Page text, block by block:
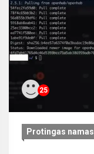
25
Protingas namas